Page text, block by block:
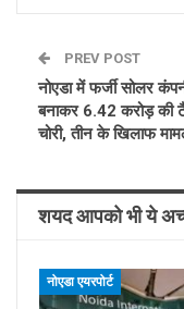
PREV POST
नोएडा में फर्जी सोलर
बनाकर 6.42 करोड़ की
चोरी, तीन के खिलाफ
शयद आपको भी ये
नोएडा एयरपोर्ट